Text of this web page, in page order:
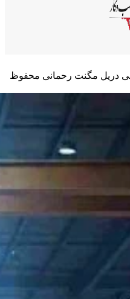
دریل مگنت رحمانی محفوظ